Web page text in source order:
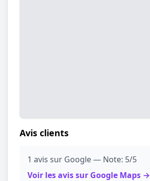
Avis clients
1 avis sur Google — Note: 5/5
Voir les avis sur Google Maps →